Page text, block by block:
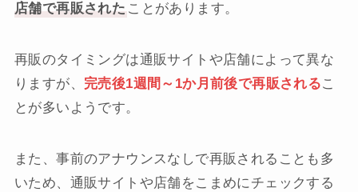
店舗で再販された ことがあります。
再販のタイミングは通販サイトや店舗によって異な
りますが、 完売後1週間～1か月前後で再販されるこ
とが多いようです。
また、事前のアナウンスなしで再販されることも多
いため、通販サイトや店舗をこまめにチェックする